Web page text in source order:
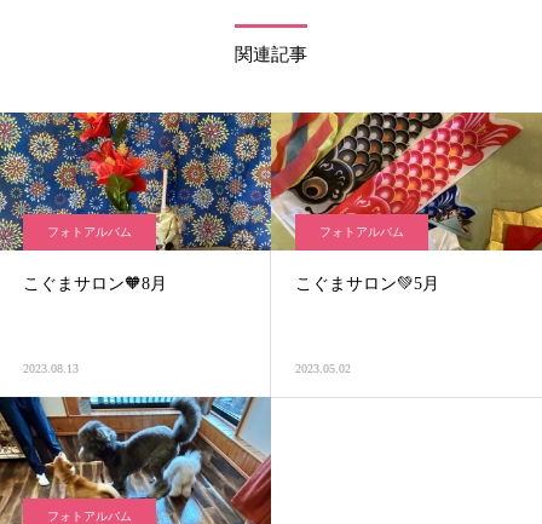
関連記事
フォトアルバム
こぐまサロン🧡8月
2023.08.13
フォトアルバム
こぐまサロン💚5月
2023.05.02
フォトアルバム